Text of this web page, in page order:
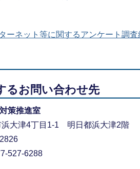
ーネット等に関するアンケート調
るお問い合わせ先
策推進室
大津4丁目1-1 明日都浜大津2階
527-6288